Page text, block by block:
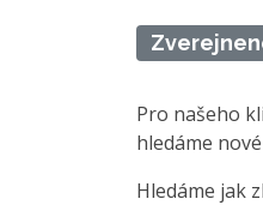
Pro našeho
hledáme
Hledáme jak